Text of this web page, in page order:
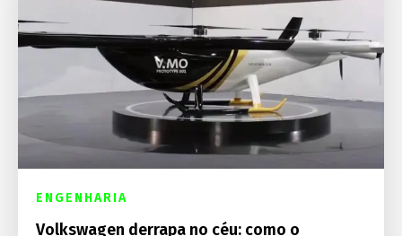
ENGENHARIA
Volkswagen derrapa no céu: como o